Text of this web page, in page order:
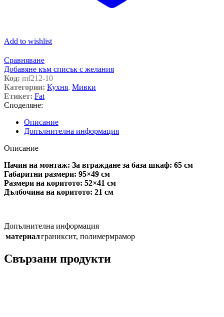
Add to wishlist
Сравняване
Добавяне към списък с желания
Код: mf212-10
Категории: Кухня, Мивки
Етикет: Fat
Споделяне:
Описание
Допълнителна информация
Описание
Начин на монтаж: За вграждане за база шкаф: 65 см
Габаритни размери: 95×49 см
Размери на коритото: 52×41 см
Дълбочина на коритото: 21 см
Допълнителна информация
материалграниксит, полимермрамор
Свързани продукти